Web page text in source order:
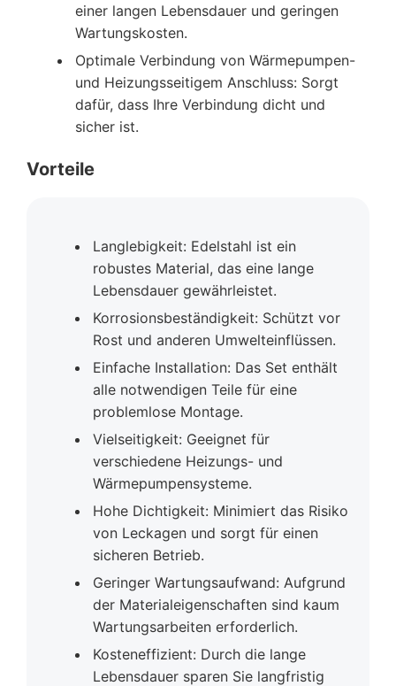
einer langen Lebensdauer und geringen
Wartungskosten.
Optimale Verbindung von Wärmepumpen-
und Heizungsseitigem Anschluss: Sorgt
dafür, dass Ihre Verbindung dicht und
sicher ist.
Vorteile
Langlebigkeit: Edelstahl ist ein
robustes Material, das eine lange
Lebensdauer gewährleistet.
Korrosionsbeständigkeit: Schützt vor
Rost und anderen Umwelteinflüssen.
Einfache Installation: Das Set enthält
alle notwendigen Teile für eine
problemlose Montage.
Vielseitigkeit: Geeignet für
verschiedene Heizungs- und
Wärmepumpensysteme.
Hohe Dichtigkeit: Minimiert das Risiko
von Leckagen und sorgt für einen
sicheren Betrieb.
Geringer Wartungsaufwand: Aufgrund
der Materialeigenschaften sind kaum
Wartungsarbeiten erforderlich.
Kosteneffizient: Durch die lange
Lebensdauer sparen Sie langfristig